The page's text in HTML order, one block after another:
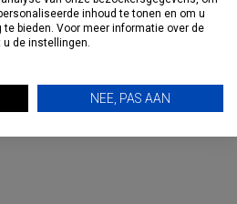
inhoud te tonen en om u
bieden. Voor meer informatie over de
de instellingen.
NEE, PAS AAN